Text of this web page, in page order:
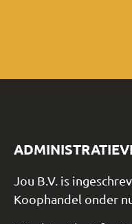
Jou B.V. is
Koophandel onder